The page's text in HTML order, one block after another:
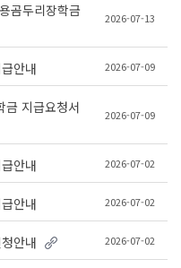
곰두리장학금
2026-07-13
안내 2026-07-09
지급요청서
2026-07-09
안내 2026-07-02
안내 2026-07-02
안내 2026-07-02